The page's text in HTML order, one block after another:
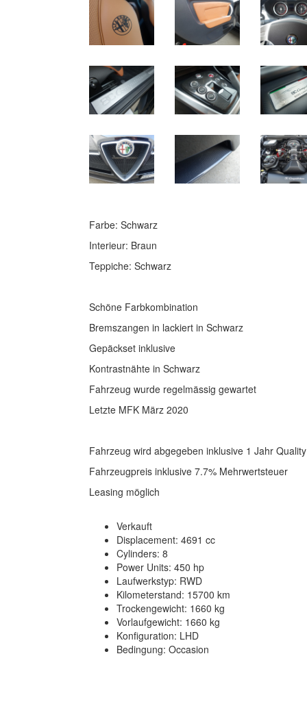
Farbe: Schwarz
Interieur: Braun
Teppiche: Schwarz
Schöne Farbkombination
Bremszangen in lackiert in Schwarz
Gepäckset inklusive
Kontrastnähte in Schwarz
Fahrzeug wurde regelmässig gewartet
Letzte MFK März 2020
Fahrzeug wird abgegeben inklusive 1 Jahr
Fahrzeugpreis inklusive 7.7% Mehrwertsteuer
Leasing möglich
Verkauft
Displacement: 4691 cc
Cylinders: 8
Power Units: 450 hp
Laufwerkstyp: RWD
Kilometerstand: 15700 km
Trockengewicht: 1660 kg
Vorlaufgewicht: 1660 kg
Konfiguration: LHD
Bedingung: Occasion